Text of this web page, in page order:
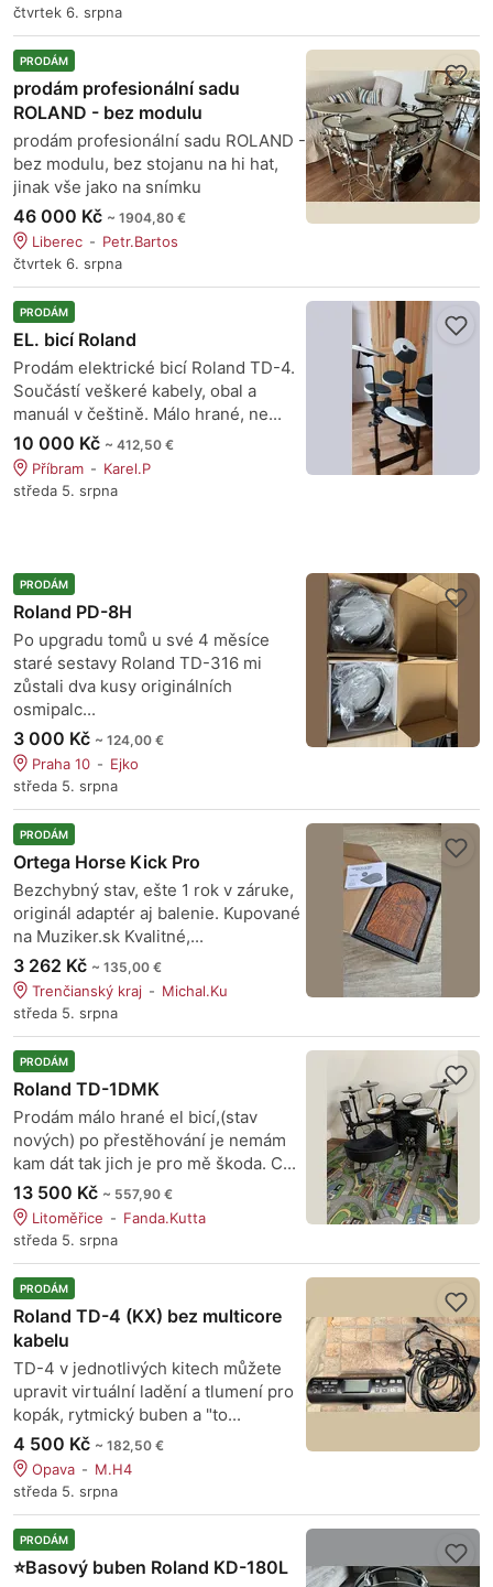
čtvrtek 6. srpna
PRODÁM
prodám profesionální sadu
ROLAND - bez modulu
prodám profesionální sadu ROLAND -
bez modulu, bez stojanu na hi hat,
jinak vše jako na snímku
46 000 Kč ~ 1904,80 €
Liberec
Petr.Bartos
čtvrtek 6. srpna
PRODÁM
EL. bicí Roland
Prodám elektrické bicí Roland TD-4.
Součástí veškeré kabely, obal a
manuál v češtině. Málo hrané, ne...
10 000 Kč ~ 412,50 €
Příbram
Karel.P
středa 5. srpna
PRODÁM
Roland PD-8H
Po upgradu tomů u své 4 měsíce
staré sestavy Roland TD-316 mi
zůstali dva kusy originálních
osmipalc...
3 000 Kč ~ 124,00 €
Praha 10
Ejko
středa 5. srpna
PRODÁM
Ortega Horse Kick Pro
Bezchybný stav, ešte 1 rok v záruke,
originál adaptér aj balenie. Kupované
na Muziker.sk Kvalitné,...
3 262 Kč ~ 135,00 €
Trenčianský kraj
Michal.Ku
středa 5. srpna
PRODÁM
Roland TD-1DMK
Prodám málo hrané el bicí,(stav
nových) po přestěhování je nemám
kam dát tak jich je pro mě škoda. C...
13 500 Kč ~ 557,90 €
Litoměřice
Fanda.Kutta
středa 5. srpna
PRODÁM
Roland TD-4 (KX) bez multicore
kabelu
TD-4 v jednotlivých kitech můžete
upravit virtuální ladění a tlumení pro
kopák, rytmický buben a "to...
4 500 Kč ~ 182,50 €
Opava
M.H4
středa 5. srpna
PRODÁM
⭐Basový buben Roland KD-180L